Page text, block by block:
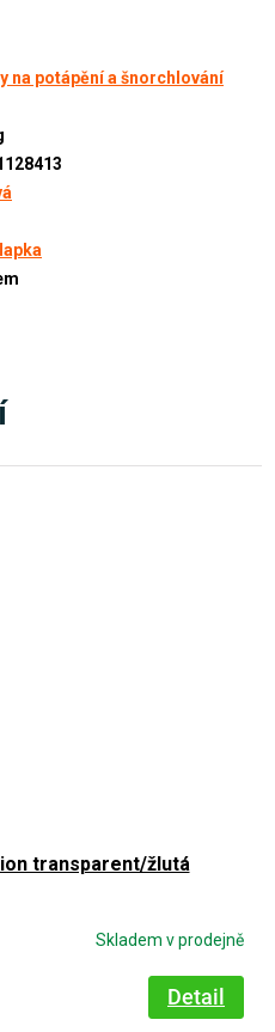
na potápění a šnorchlování
transparent/žlutá
Skladem v prodejně
Detail